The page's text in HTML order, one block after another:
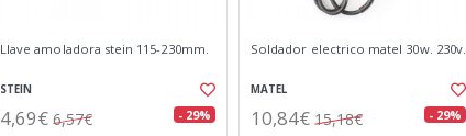
Llave amoladora stein 115-230mm.
STEIN
4,69€ 6,57€ - 29%
Soldador electrico matel 30w. 230v.
MATEL
10,84€ 15,18€ - 29%